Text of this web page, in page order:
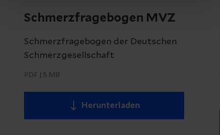
Schmerzfragebogen MVZ
Schmerzfragebogen der Deutschen
Schmerzgesellschaft
PDF 5 MB
Herunterladen